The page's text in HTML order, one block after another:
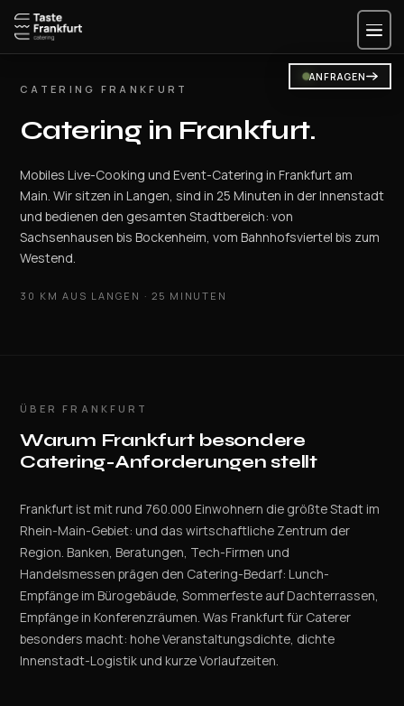
Zum
Inhalt
springen
ANFRAGEN
CATERING FRANKFURT
Catering in Frankfurt.
Mobiles Live-Cooking und Event-Catering in Frankfurt am
Main. Wir sitzen in Langen, sind in 25 Minuten in der Innenstadt
und bedienen den gesamten Stadtbereich: von
Sachsenhausen bis Bockenheim, vom Bahnhofsviertel bis zum
Westend.
30 KM AUS LANGEN · 25 MINUTEN
ÜBER FRANKFURT
Warum Frankfurt besondere
Catering-Anforderungen stellt
Frankfurt ist mit rund 760.000 Einwohnern die größte Stadt im
Rhein-Main-Gebiet: und das wirtschaftliche Zentrum der
Region. Banken, Beratungen, Tech-Firmen und
Handelsmessen prägen den Catering-Bedarf: Lunch-
Empfänge im Bürogebäude, Sommerfeste auf Dachterrassen,
Empfänge in Konferenzräumen. Was Frankfurt für Caterer
besonders macht: hohe Veranstaltungsdichte, dichte
Innenstadt-Logistik und kurze Vorlaufzeiten.